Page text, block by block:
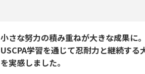
小さな努力の積み重ねが大きな成果に。
USCPA学習を通じて忍耐力と継続する
を実感しました。